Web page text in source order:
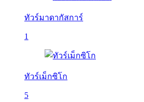
ทัวร์มาดากัสการ์
1
ทัวร์เม็กซิโก
5